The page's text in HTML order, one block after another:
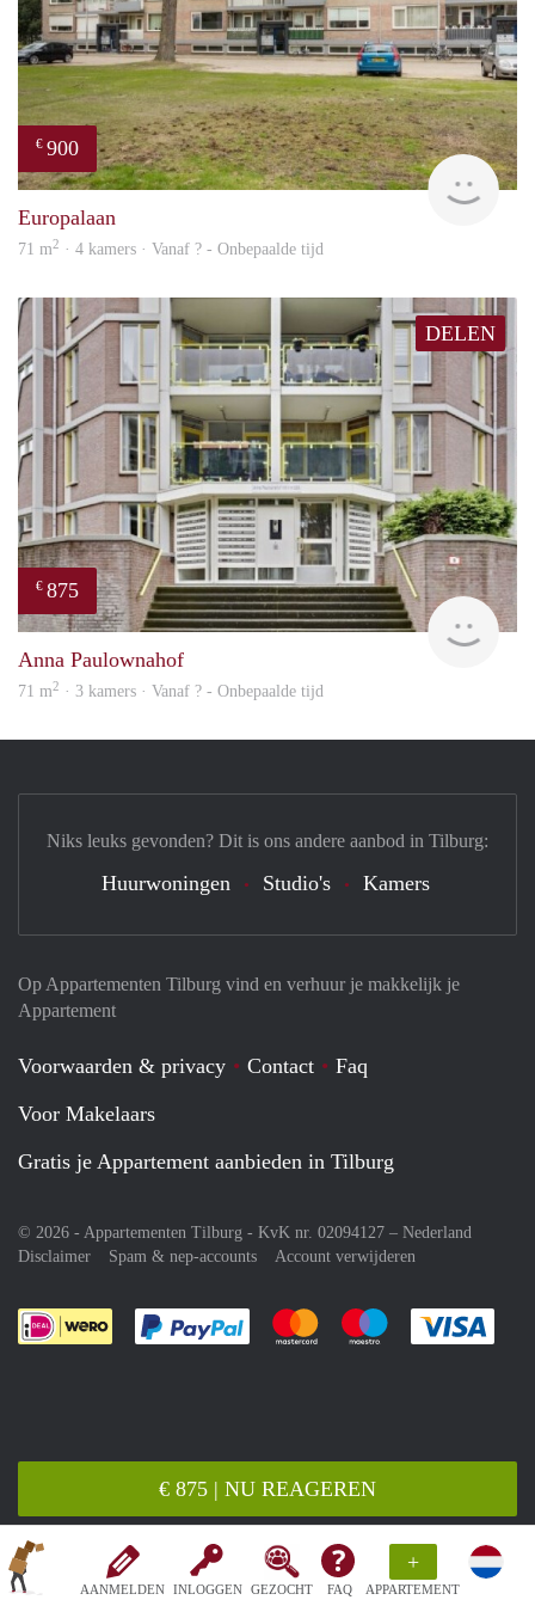
AANMELDEN INLOGGEN GEZOCHT FAQ
+
APPARTEMENT
€ 875 | NU REAGEREN
€ 900
Europalaan
71 m2 · 4 kamers · Vanaf ? - Onbepaalde tijd
DELEN
€ 875
Anna Paulownahof
71 m2 · 3 kamers · Vanaf ? - Onbepaalde tijd
Op Appartementen Tilburg vind en verhuur je makkelijk je
Appartement
Voorwaarden & privacy Contact
Faq
Voor Makelaars
Gratis je Appartement aanbieden in Tilburg
© 2026 - Appartementen Tilburg - KvK nr. 02094127 – Nederland
Disclaimer
Spam & nep-accounts Account verwijderen
Je rekent gemakkelijk af met Paypal
Je rekent gemakkelijk af met
Je rekent
Niks leuks gevonden? Dit is ons andere aanbod in Tilburg:
Huurwoningen Studio's Kamers